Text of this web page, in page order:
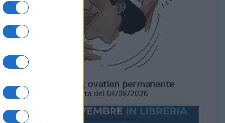
La standing ovation permanente
Vignetta del 04/08/2026